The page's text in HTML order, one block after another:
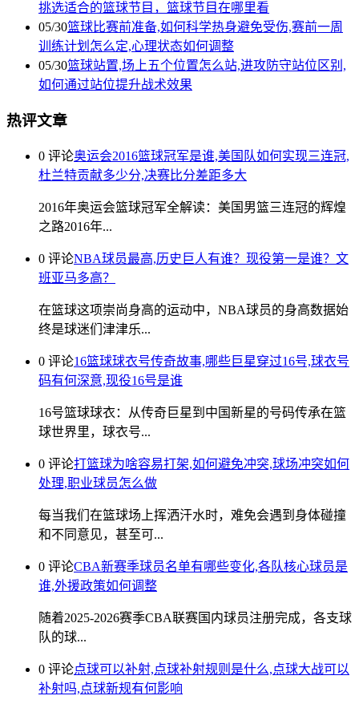
挑选适合的篮球节目，篮球节目在哪里看
05/30篮球比赛前准备,如何科学热身避免受伤,赛前一周
训练计划怎么定,心理状态如何调整
05/30篮球站置,场上五个位置怎么站,进攻防守站位区别,
如何通过站位提升战术效果
热评文章
0 评论奥运会2016篮球冠军是谁,美国队如何实现三连冠,
杜兰特贡献多少分,决赛比分差距多大
2016年奥运会篮球冠军全解读：美国男篮三连冠的辉煌
之路2016年...
0 评论NBA球员最高,历史巨人有谁？现役第一是谁？文
班亚马多高？
在篮球这项崇尚身高的运动中，NBA球员的身高数据始
终是球迷们津津乐...
0 评论16篮球球衣号传奇故事,哪些巨星穿过16号,球衣号
码有何深意,现役16号是谁
16号篮球球衣：从传奇巨星到中国新星的号码传承在篮
球世界里，球衣号...
0 评论打篮球为啥容易打架,如何避免冲突,球场冲突如何
处理,职业球员怎么做
每当我们在篮球场上挥洒汗水时，难免会遇到身体碰撞
和不同意见，甚至可...
0 评论CBA新赛季球员名单有哪些变化,各队核心球员是
谁,外援政策如何调整
随着2025-2026赛季CBA联赛国内球员注册完成，各支球
队的球...
0 评论点球可以补射,点球补射规则是什么,点球大战可以
补射吗,点球新规有何影响